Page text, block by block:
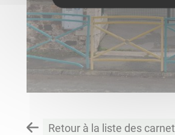
Retour à la liste des